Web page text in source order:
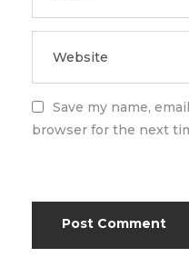
Save my name,
browser for the next